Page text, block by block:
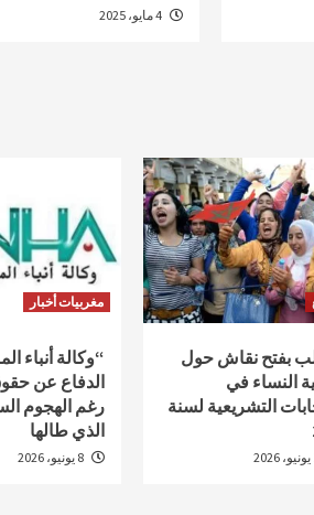
4 مايو، 2025
بفتح نقاش حول
النساء في
التشريعية لسنة
مغربيات أخبار
“وكالة أنباء
الدفاع عن
رغم الهجوم
الذي طالها